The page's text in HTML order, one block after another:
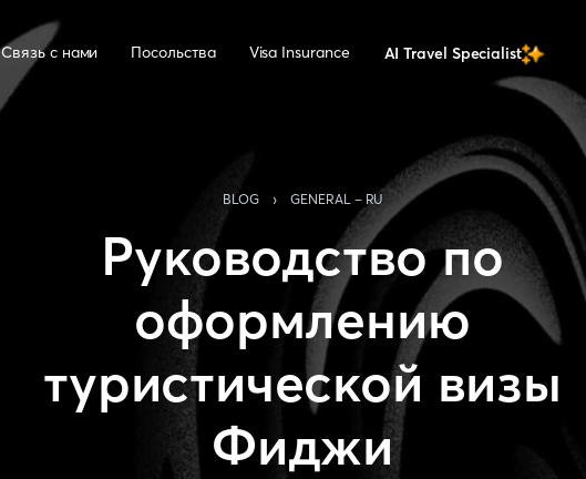
Связь с нами Посольства Visa Insurance AI Travel Specialist
BLOG › GENERAL - RU
Руководство по
оформлению
туристической визы
Фиджи